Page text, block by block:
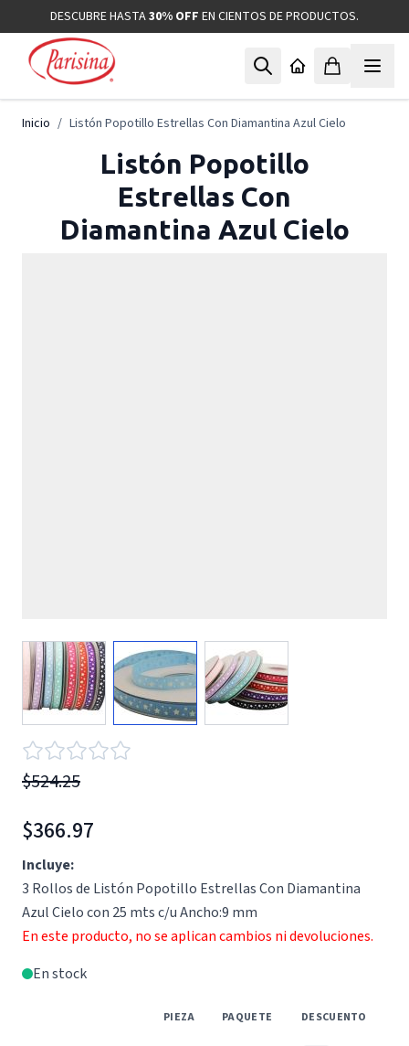
Ir al contenidoDESCUBRE HASTA30% OFF EN CIENTOS DE PRODUCTOS.
Inicio / Listón Popotillo Estrellas Con Diamantina Azul Cielo
Listón Popotillo
Estrellas Con
Diamantina Azul Cielo
View larger imageView larger imageView larger image
$524.25
$366.97
Incluye:
3 Rollos de Listón Popotillo Estrellas Con Diamantina
Azul Cielo con 25 mts c/u Ancho:9 mm
En este producto, no se aplican cambios ni devoluciones.
En stock
PIEZA PAQUETE DESCUENTO